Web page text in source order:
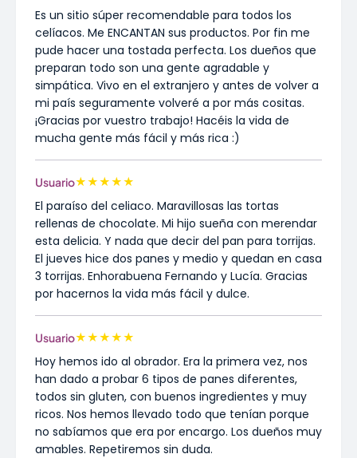
Es un sitio súper recomendable para todos los
celíacos. Me ENCANTAN sus productos. Por fin me
pude hacer una tostada perfecta. Los dueños que
preparan todo son una gente agradable y
simpática. Vivo en el extranjero y antes de volver a
mi país seguramente volveré a por más cositas.
¡Gracias por vuestro trabajo! Hacéis la vida de
mucha gente más fácil y más rica :)
Usuario★★★★★
El paraíso del celiaco. Maravillosas las tortas
rellenas de chocolate. Mi hijo sueña con merendar
esta delicia. Y nada que decir del pan para torrijas.
El jueves hice dos panes y medio y quedan en casa
3 torrijas. Enhorabuena Fernando y Lucía. Gracias
por hacernos la vida más fácil y dulce.
Usuario★★★★★
Hoy hemos ido al obrador. Era la primera vez, nos
han dado a probar 6 tipos de panes diferentes,
todos sin gluten, con buenos ingredientes y muy
ricos. Nos hemos llevado todo que tenían porque
no sabíamos que era por encargo. Los dueños muy
amables. Repetiremos sin duda.